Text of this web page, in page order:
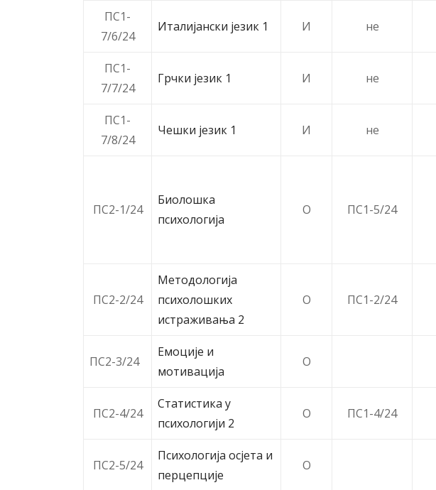
ПС1-
7/6/24
Италијански језик 1 И не
ПС1-
7/7/24
Грчки језик 1 И не
ПС1-
7/8/24
Чешки језик 1 И не
ПС2-1/24
Биолошка
психологија
O ПС1-5/24
ПС2-2/24
Методологија
психолошких
истраживања 2
O ПС1-2/24
ПС2-3/24
Емоције и
мотивација
O
ПС2-4/24
Статистика у
психологији 2
O ПС1-4/24
ПС2-5/24
Психологија осјета и
перцепције
O